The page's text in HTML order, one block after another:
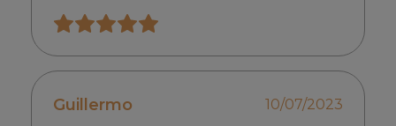
Guillermo 10/07/2023